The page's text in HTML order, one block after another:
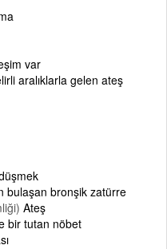
var
aralıklarla gelen ateş
bulaşan bronşik zatürre
Ateş
bir tutan nöbet